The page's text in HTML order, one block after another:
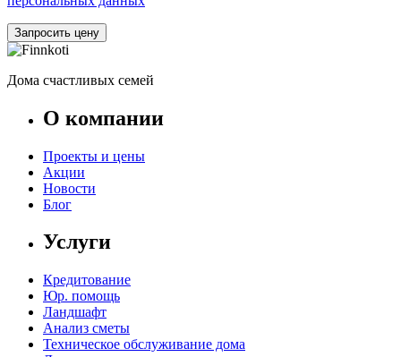
Запросить цену
Дома счастливых семей
О компании
Проекты и цены
Акции
Новости
Блог
Услуги
Кредитование
Юр. помощь
Ландшафт
Анализ сметы
Техническое обслуживание дома